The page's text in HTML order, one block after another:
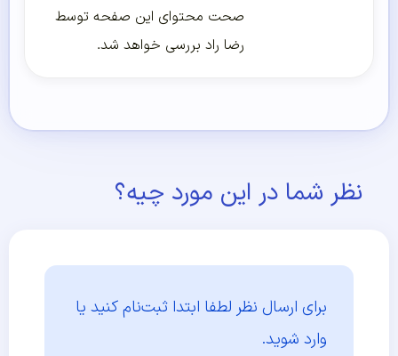
صحت محتوای این صفحه توسط
رضا راد بررسی خواهد شد.
نظر شما در این مورد چیه؟
برای ارسال نظر لطفا ابتدا ثبت‌نام کنید یا
وارد شوید.